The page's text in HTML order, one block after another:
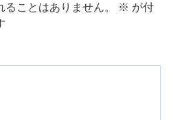
ことはありません。 ※ が付